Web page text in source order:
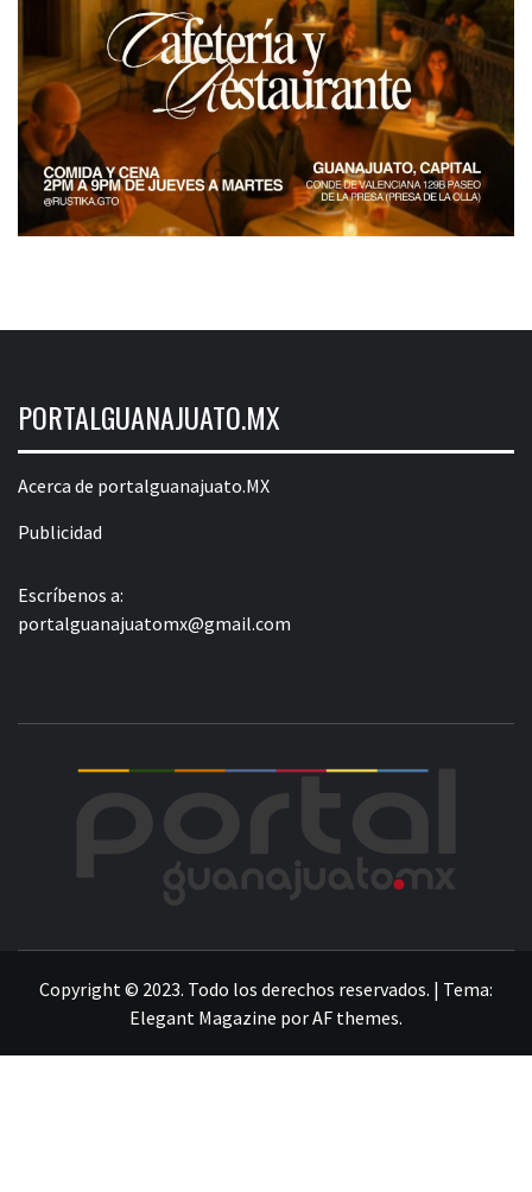
PORTALGUANAJUATO.MX
Acerca de portalguanajuato.MX
Publicidad
Escríbenos a:
portalguanajuatomx@gmail.com
Copyright © 2023. Todo los derechos reservados. | Tema:
Elegant Magazine porAF themes.